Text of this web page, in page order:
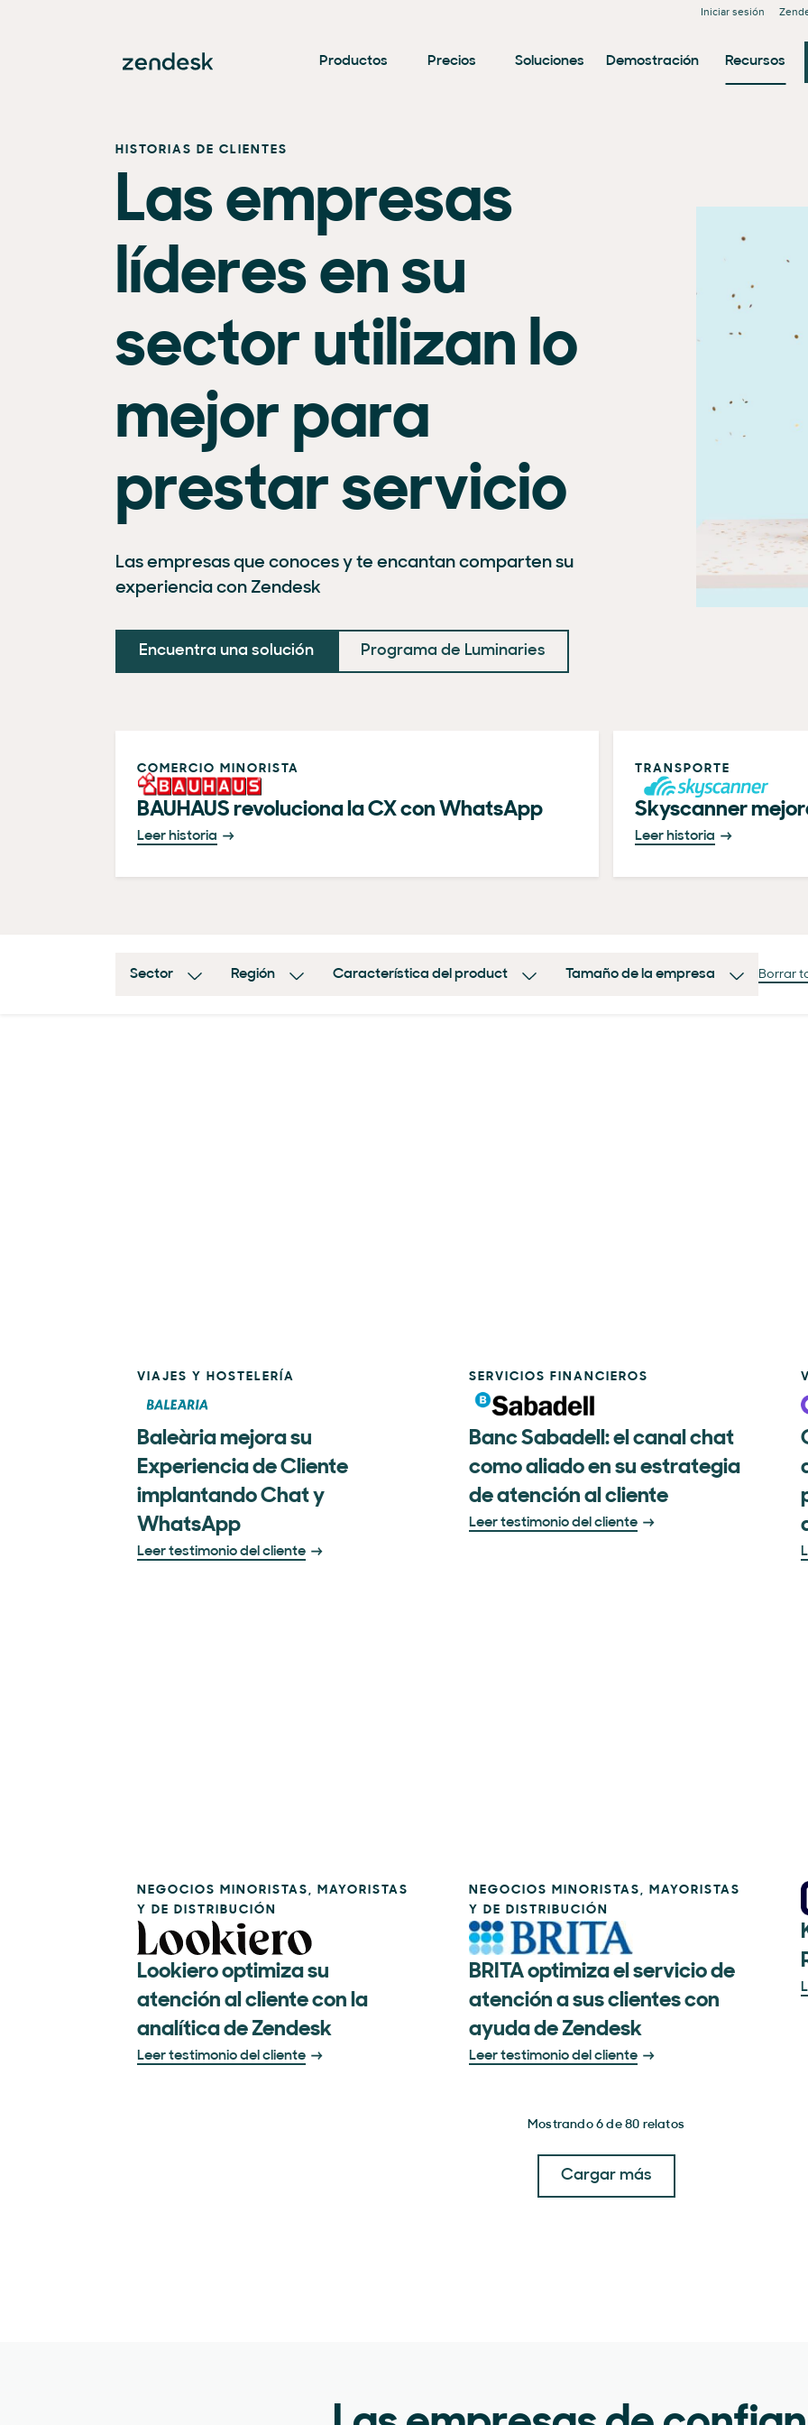
Iniciar sesión
Productos Precios Soluciones Demostración Recursos
HISTORIAS DE CLIENTES
Las empresas
líderes en su
sector utilizan lo
mejor para
prestar servicio
Las empresas que conoces y te encantan comparten su
experiencia con Zendesk
Encuentra una solución Programa de Luminaries
COMERCIO MINORISTA
BAUHAUS revoluciona la CX con WhatsApp
Leer historia
TRANSPORTE
Skyscanner
Leer historia
Sector Región Característica del product Tamaño de la empresa Borrar
VIAJES Y HOSTELERÍA
Baleària mejora su
Experiencia de Cliente
implantando Chat y
WhatsApp
Leer testimonio del cliente
SERVICIOS FINANCIEROS
Banc Sabadell: el canal chat
como aliado en su estrategia
de atención al cliente
Leer testimonio del cliente
NEGOCIOS MINORISTAS, MAYORISTAS
Y DE DISTRIBUCIÓN
Lookiero optimiza su
atención al cliente con la
analítica de Zendesk
Leer testimonio del cliente
NEGOCIOS MINORISTAS, MAYORISTAS
Y DE DISTRIBUCIÓN
BRITA optimiza el servicio de
atención a sus clientes con
ayuda de Zendesk
Leer testimonio del cliente
Mostrando 6 de 80 relatos
Cargar más